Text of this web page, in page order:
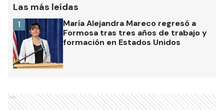
Las más leídas
María Alejandra Mareco regresó a
Formosa tras tres años de trabajo y
formación en Estados Unidos
1
Ads